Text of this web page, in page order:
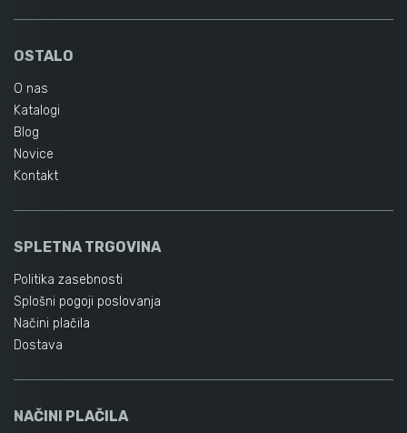
OSTALO
O nas
Katalogi
Blog
Novice
Kontakt
SPLETNA TRGOVINA
Politika zasebnosti
Splošni pogoji poslovanja
Načini plačila
Dostava
NAČINI PLAČILA